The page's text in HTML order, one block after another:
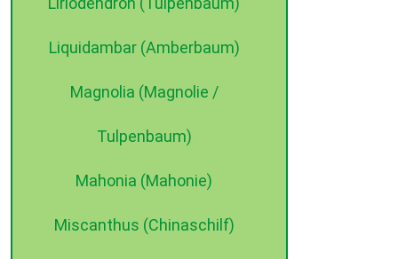
Liquidambar (Amberbaum)
Magnolia (Magnolie /
Tulpenbaum)
Mahonia (Mahonie)
Miscanthus (Chinaschilf)